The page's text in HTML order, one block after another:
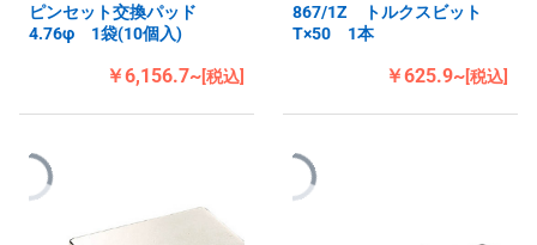
ピンセット交換パッド
4.76φ 1袋(10個入)
￥6,156.7~[税込]
867/1Z トルクスビット
T×50 1本
￥625.9~[税込]